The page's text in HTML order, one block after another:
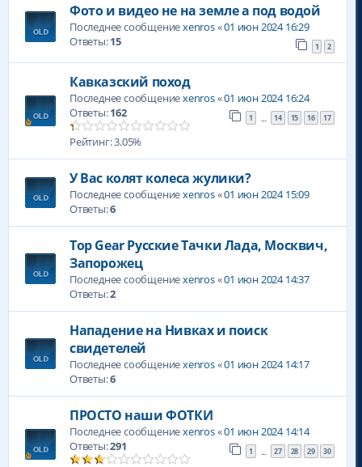
Фото и видео не на земле а под водой
Последнее сообщениеxenros«01 июн 2024 16:29
Ответы:15 1 2
Кавказский поход
Последнее сообщениеxenros«01 июн 2024 16:24
Ответы:162 1 … 14 15 16 17
Рейтинг: 3.05%
У Вас колят колеса жулики?
Последнее сообщениеxenros«01 июн 2024 15:09
Ответы:6
Top Gear Русские Тачки Лада, Москвич,
Запорожец
Последнее сообщениеxenros«01 июн 2024 14:37
Ответы:2
Нападение на Нивках и поиск
свидетелей
Последнее сообщениеxenros«01 июн 2024 14:17
Ответы:6
ПРОСТО наши ФОТКИ
Последнее сообщениеxenros«01 июн 2024 14:14
Ответы:291 1 … 27 28 29 30